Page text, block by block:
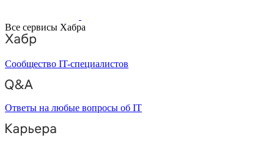
Все сервисы Хабра
Сообщество IT-специалистов
Ответы на любые вопросы об IT